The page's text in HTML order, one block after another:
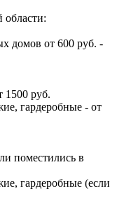
от 600 руб. -
руб.
гардеробные - от
поместились в
гардеробные (если